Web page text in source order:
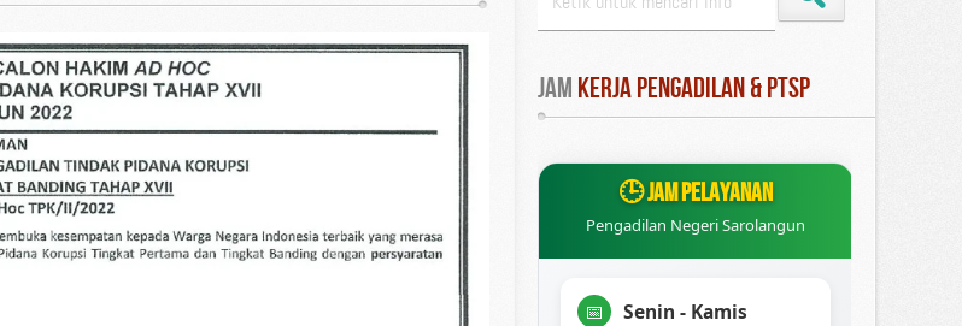
Jam Kerja Pengadilan & PTSP
🕒 JAM PELAYANAN
Pengadilan Negeri Sarolangun
📅 Senin - Kamis